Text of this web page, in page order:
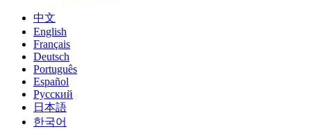
中文
English
Français
Deutsch
Português
Español
Русский
日本語
한국어